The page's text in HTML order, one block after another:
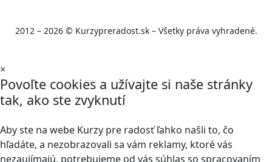
2012 – 2026 © Kurzypreradost.sk – Všetky práva vyhradené.
×
Povoľte cookies a užívajte si naše stránky
tak, ako ste zvyknutí
Aby ste na webe Kurzy pre radosť ľahko našli to, čo
hľadáte, a nezobrazovali sa vám reklamy, ktoré vás
nezaujímajú, potrebujeme od vás súhlas so spracovaním